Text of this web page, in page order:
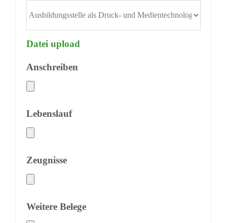
Datei upload
Anschreiben
Lebenslauf
Zeugnisse
Weitere Belege